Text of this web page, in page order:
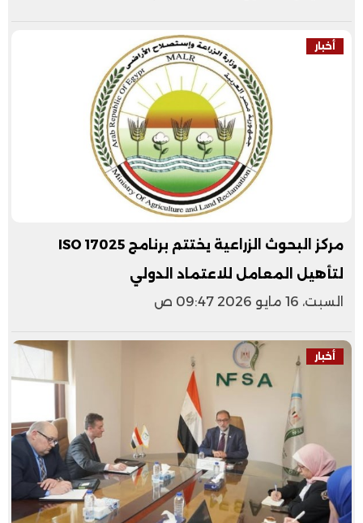
أخبار
مركز البحوث الزراعية يختتم برنامج ISO 17025
لتأهيل المعامل للاعتماد الدولي
السبت، 16 مايو 2026 09:47 ص
أخبار